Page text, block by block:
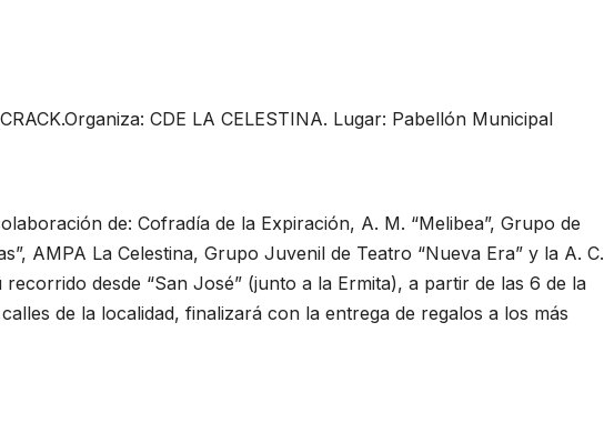
CDE LA CELESTINA. Lugar: Pabellón Municipal
de: Cofradía de la Expiración, A. M. “Melibea”, Grupo de
AMPA La Celestina, Grupo Juvenil de Teatro “Nueva Era” y la A. C.
recorrido desde “San José” (junto a la Ermita), a partir de las 6 de la
de la localidad, finalizará con la entrega de regalos a los más